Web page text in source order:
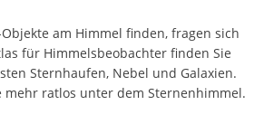
am Himmel finden, fragen sich
für Himmelsbeobachter finden Sie
Sternhaufen, Nebel und Galaxien.
mehr ratlos unter dem Sternenhimmel.